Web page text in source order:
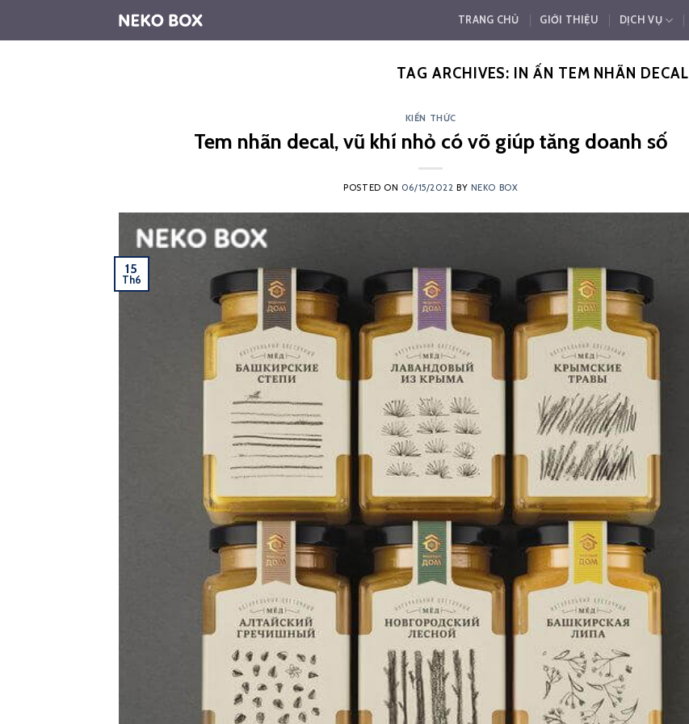
TRANG CHỦ GIỚI THIỆU DỊCH VỤ
TAG ARCHIVES: IN ẤN TEM NHÃN DECAL
KIẾN THỨC
Tem nhãn decal, vũ khí nhỏ có võ giúp tăng doanh số
POSTED ON 06/15/2022 BY NEKO BOX
15
Th6